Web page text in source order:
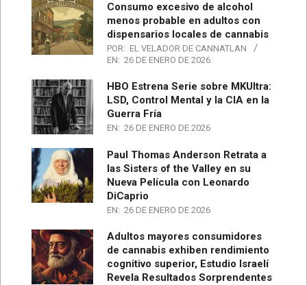
Consumo excesivo de alcohol
menos probable en adultos con
dispensarios locales de cannabis
POR: EL VELADOR DE CANNATLAN
EN: 26 DE ENERO DE 2026
HBO Estrena Serie sobre MKUltra:
LSD, Control Mental y la CIA en la
Guerra Fría
EN: 26 DE ENERO DE 2026
Paul Thomas Anderson Retrata a
las Sisters of the Valley en su
Nueva Película con Leonardo
DiCaprio
EN: 26 DE ENERO DE 2026
Adultos mayores consumidores
de cannabis exhiben rendimiento
cognitivo superior, Estudio Israelí
Revela Resultados Sorprendentes